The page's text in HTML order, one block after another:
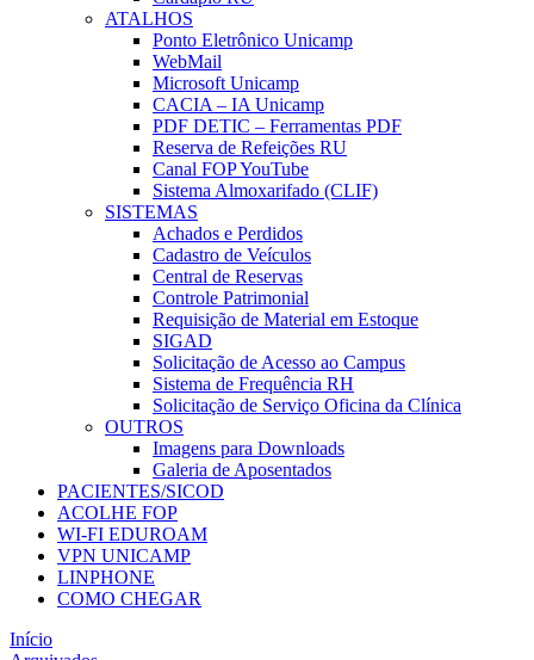
ATALHOS
Ponto Eletrônico Unicamp
WebMail
Microsoft Unicamp
CACIA – IA Unicamp
PDF DETIC – Ferramentas PDF
Reserva de Refeições RU
Canal FOP YouTube
Sistema Almoxarifado (CLIF)
SISTEMAS
Achados e Perdidos
Cadastro de Veículos
Central de Reservas
Controle Patrimonial
Requisição de Material em Estoque
SIGAD
Solicitação de Acesso ao Campus
Sistema de Frequência RH
Solicitação de Serviço Oficina da Clínica
OUTROS
Imagens para Downloads
Galeria de Aposentados
PACIENTES/SICOD
ACOLHE FOP
WI-FI EDUROAM
VPN UNICAMP
LINPHONE
COMO CHEGAR
Início